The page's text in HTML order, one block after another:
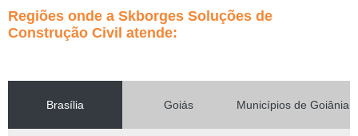
Regiões onde a Skborges Soluções de
Construção Civil atende:
Brasília Goiás Municípios de Goiânia